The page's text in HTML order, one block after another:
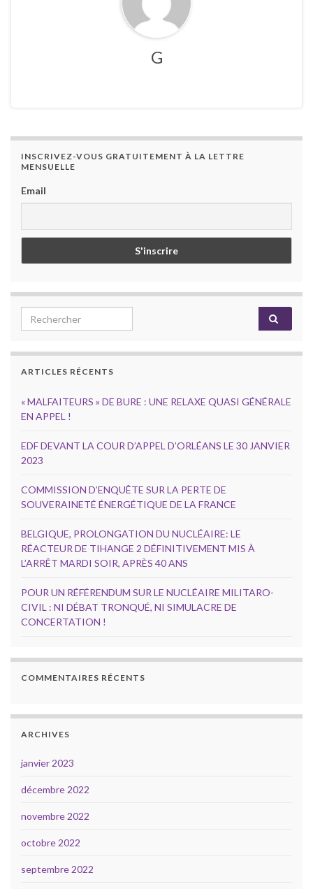
G
INSCRIVEZ-VOUS GRATUITEMENT À LA LETTRE
MENSUELLE
Email
Search for:
ARTICLES RÉCENTS
« MALFAITEURS » DE BURE : UNE RELAXE QUASI GÉNÉRALE
EN APPEL !
EDF DEVANT LA COUR D’APPEL D’ORLÉANS LE 30 JANVIER
2023
COMMISSION D’ENQUÊTE SUR LA PERTE DE
SOUVERAINETÉ ÉNERGÉTIQUE DE LA FRANCE
BELGIQUE, PROLONGATION DU NUCLÉAIRE: LE
RÉACTEUR DE TIHANGE 2 DÉFINITIVEMENT MIS À
L’ARRÊT MARDI SOIR, APRÈS 40 ANS
POUR UN RÉFÉRENDUM SUR LE NUCLÉAIRE MILITARO-
CIVIL : NI DÉBAT TRONQUÉ, NI SIMULACRE DE
CONCERTATION !
COMMENTAIRES RÉCENTS
ARCHIVES
janvier 2023
décembre 2022
novembre 2022
octobre 2022
septembre 2022